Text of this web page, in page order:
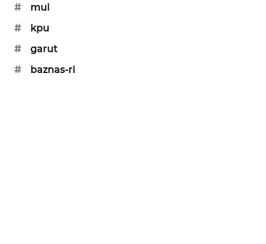
#
mui
#
kpu
#
garut
#
baznas-ri
NEWS
SONYA
ASA
NEWS